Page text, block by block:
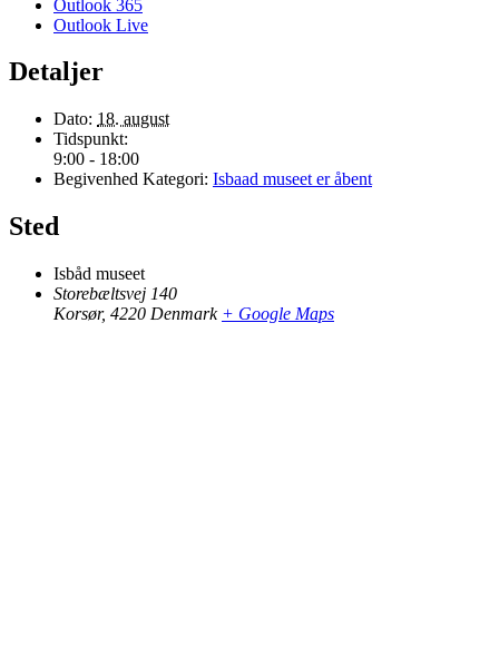
Outlook 365
Outlook Live
Detaljer
Dato: 18. august
Tidspunkt:
9:00 - 18:00
Begivenhed Kategori: Isbaad museet er åbent
Sted
Isbåd museet
Storebæltsvej 140
Korsør, 4220 Denmark + Google Maps